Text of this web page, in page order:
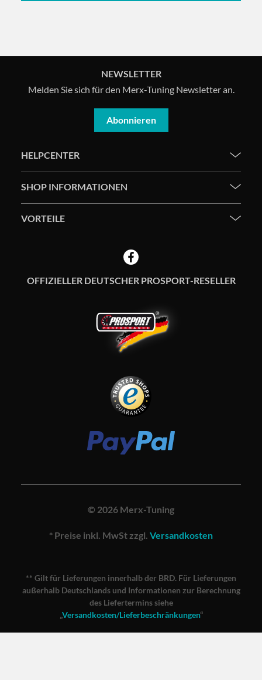
OFFIZIELLER DEUTSCHER PROSPORT-RESELLER
HELPCENTER
SHOP INFORMATIONEN
VORTEILE
NEWSLETTER
Melden Sie sich für den Merx-Tuning Newsletter an.
Abonnieren
© 2026 Merx-Tuning
* Preise inkl. MwSt zzgl. Versandkosten
** Gilt für Lieferungen innerhalb der BRD. Für Lieferungen
außerhalb Deutschlands und Informationen zur Berechnung
des Liefertermins siehe
„Versandkosten/Lieferbeschränkungen“